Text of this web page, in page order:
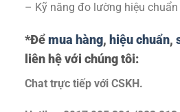
– Kỹ năng đo lường hiệu chuẩn
*Đểmua hàng, hiệu chuẩn,
liên hệ với chúng tôi:
Chat trực tiếp với CSKH.